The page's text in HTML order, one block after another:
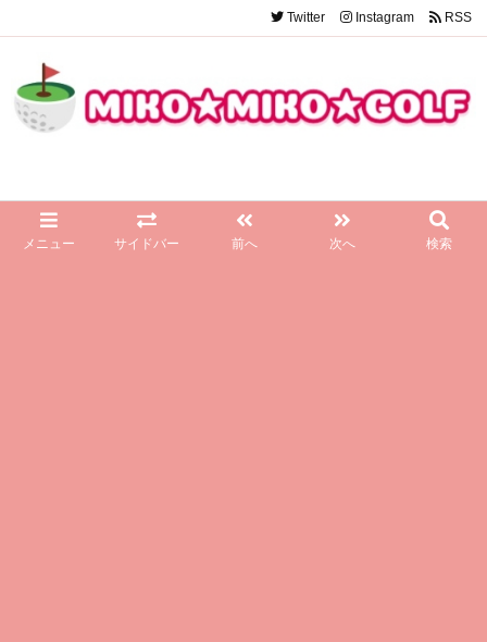
メニュー サイドバー 前へ 次へ 検索
Twitter Instagram RSS